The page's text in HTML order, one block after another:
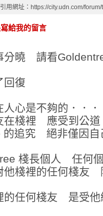
引用網址：https://city.udn.com/
給我的留言
分曉 請看
回復
人心是不夠的．．
在棧裡 應受到公
的追究 絕非僅因自
棧長個人 任何
他棧裡的任何棧友
的任何棧友 是受他